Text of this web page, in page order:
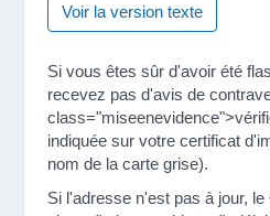
Voir la version texte
Si vous êtes sûr d'avoir été
recevez pas d'avis de
indiquée sur votre certificat
nom de la carte grise).
Si l'adresse n'est pas à jour, le